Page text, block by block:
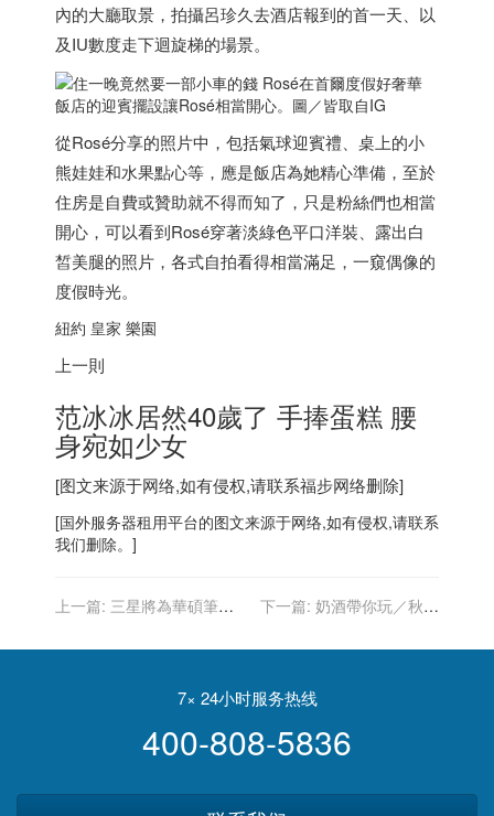
內的大廳取景，拍攝呂珍久去酒店報到的首一天、以
及IU數度走下迴旋梯的場景。
飯店的迎賓擺設讓Rosé相當開心。圖／皆取自IG
從Rosé分享的照片中，包括氣球迎賓禮、桌上的小
熊娃娃和水果點心等，應是飯店為她精心準備，至於
住房是自費或贊助就不得而知了，只是粉絲們也相當
開心，可以看到Rosé穿著淡綠色平口洋裝、露出白
皙美腿的照片，各式自拍看得相當滿足，一窺偶像的
度假時光。
紐約 皇家 樂園
上一則
范冰冰居然40歲了 手捧蛋糕 腰
身宛如少女
[图文来源于网络,如有侵权,请联系福步网络删除]
[国外服务器租用平台的图文来源于网络,如有侵权,请联系
我们删除。]
上一篇: 三星將為華碩筆電
下一篇: 奶酒帶你玩／秋季
7× 24小时服务热线
400-808-5836